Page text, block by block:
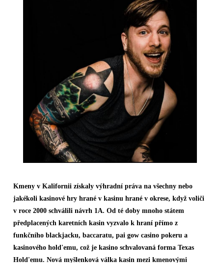
Kmeny v Kalifornii získaly výhradní práva na všechny nebo
jakékoli kasinové hry hrané v kasinu hrané v okrese, když voliči
v roce 2000 schválili návrh 1A. Od té doby mnoho státem
předplacených karetních kasin vyzvalo k hraní přímo z
funkčního blackjacku, baccaratu, pai gow casino pokeru a
kasinového hold'emu, což je kasino schvalovaná forma Texas
Hold'emu. Nová myšlenková válka kasin mezi kmenovými